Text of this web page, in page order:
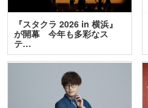
『スタクラ 2026 in 横浜』
が開幕 今年も多彩なス
テ…